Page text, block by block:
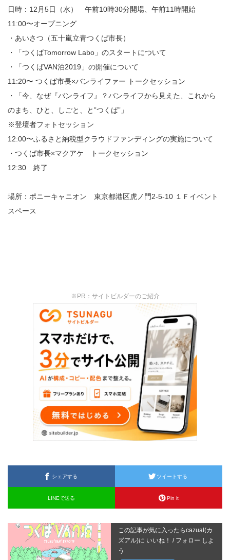
日時： 12 月5日（水） 午前10時30分開場、午前11時開始
11:00〜オープニング
・あいさつ（五十嵐立青つくば市長）
・「つくばTomorrow Labo 」のスタートについて
・「つくばVAN泊2019 」の開催について
11:20〜 つくば市長×バンライファー トークセッション
・「今、なぜ『バンライフ』？バンライフから見えた、これから
のまち、ひと、しごと、と”つくば”」
※登壇者フォトセッション
12:00〜ふるさと納税型クラウドファンディングの実施について
・つくば市長×マクアケ トークセッション
12:30 終了
場所：ポニーキャニオン 東京都港区虎ノ門2-5-10 １Ｆイベント
スペース
※PR：サイトビルダーのご紹介
シェアする ツイートする
LINEで送る Pin it
この記事が気に入ったらcazual(カ
ズアル)に いいね！ / フォロー しよ
う